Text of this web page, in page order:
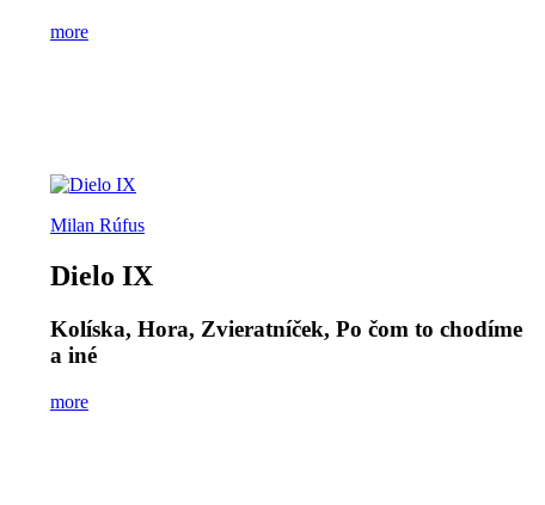
more
Milan Rúfus
Dielo IX
Kolíska, Hora, Zvieratníček, Po čom to chodíme
a iné
more